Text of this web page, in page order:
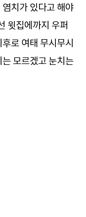
치가 있다고 해야
윗집에까지 우퍼
로 여태 무시무시
모르겠고 눈치는